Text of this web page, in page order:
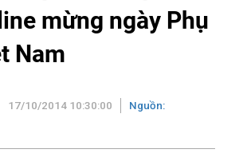
mừng ngày Phụ
Nam
17/10/2014 10:30:00 Nguồn: